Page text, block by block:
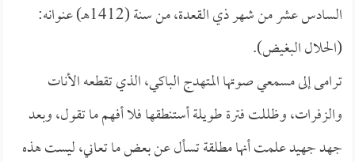
السادس عشر من شهر ذي القعدة، من سنة (1412هـ) عنوانه:
(الحلال البغيض).
ترامى إلى مسمعي صوتها المتهدج الباكي، الذي تقطعه الأنات
والزفرات، وظللت فترة طويلة أستنطقها فلا أفهم ما تقول، وبعد
جهد جهيد علمت أنها مطلقة تسأل عن بعض ما تعاني، ليست هذه